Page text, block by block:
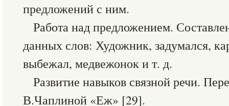
предложений с ним.
Работа над предложением.
данных слов: Художник, задумался,
выбежал, медвежонок и т. д.
Развитие навыков связной речи.
В.Чаплиной «Еж» [29].